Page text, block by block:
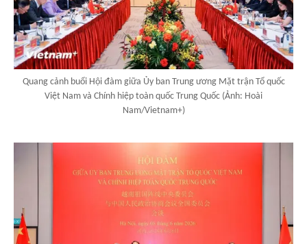
Quang cảnh buổi Hội đàm giữa Ủy ban Trung ương Mặt trận Tổ quốc
Việt Nam và Chính hiệp toàn quốc Trung Quốc (Ảnh: Hoài
Nam/Vietnam+)